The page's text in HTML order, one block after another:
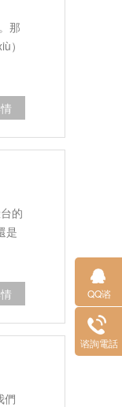
那
）
的
是
們
QQ谘
（zī）詢
谘詢電話
（huà）